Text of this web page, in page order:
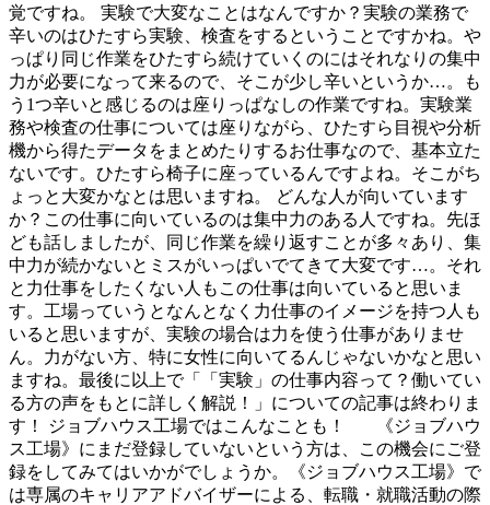
覚ですね。 実験で大変なことはなんですか？実験の業務で
辛いのはひたすら実験、検査をするということですかね。や
っぱり同じ作業をひたすら続けていくのにはそれなりの集中
力が必要になって来るので、そこが少し辛いというか…。も
う1つ辛いと感じるのは座りっぱなしの作業ですね。実験業
務や検査の仕事については座りながら、ひたすら目視や分析
機から得たデータをまとめたりするお仕事なので、基本立た
ないです。ひたすら椅子に座っているんですよね。そこがち
ょっと大変かなとは思いますね。 どんな人が向いています
か？この仕事に向いているのは集中力のある人ですね。先ほ
ども話しましたが、同じ作業を繰り返すことが多々あり、集
中力が続かないとミスがいっぱいでてきて大変です…。それ
と力仕事をしたくない人もこの仕事は向いていると思いま
す。工場っていうとなんとなく力仕事のイメージを持つ人も
いると思いますが、実験の場合は力を使う仕事がありませ
ん。力がない方、特に女性に向いてるんじゃないかなと思い
ますね。最後に以上で「「実験」の仕事内容って？働いてい
る方の声をもとに詳しく解説！」についての記事は終わりま
す！ ジョブハウス工場ではこんなことも！ 《ジョブハウ
ス工場》にまだ登録していないという方は、この機会にご登
録をしてみてはいかがでしょうか。《ジョブハウス工場》で
は専属のキャリアアドバイザーによる、転職・就職活動の際